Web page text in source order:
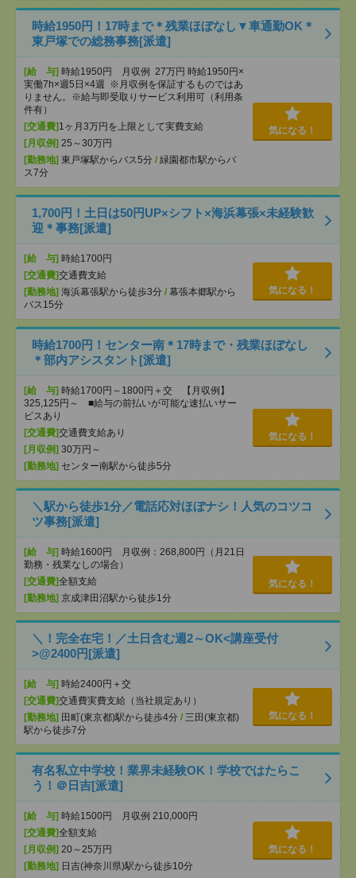
時給1950円！17時まで＊残業ほぼなし▼車通勤OK＊
東戸塚での総務事務[派遣]
[給 与] 時給1950円 月収例 27万円 時給1950円×
実働7h×週5日×4週 ※月収例を保証するものではあ
りません。※給与即受取りサービス利用可（利用条
件有）
[交通費] 1ヶ月3万円を上限として実費支給
[月収例] 25～30万円
[勤務地] 東戸塚駅からバス5分 / 緑園都市駅からバ
ス7分
気になる！
1,700円！土日は50円UP×シフト×海浜幕張×未経験歓
迎＊事務[派遣]
[給 与] 時給1700円
[交通費]交通費支給
[勤務地] 海浜幕張駅から徒歩3分 / 幕張本郷駅から
バス15分
気になる！
時給1700円！センター南＊17時まで・残業ほぼなし
＊部内アシスタント[派遣]
[給 与] 時給1700円～1800円＋交 【月収例】
325,125円～ ■給与の前払いが可能な速払いサー
ビスあり
[交通費]交通費支給あり
[月収例] 30万円～
[勤務地] センター南駅から徒歩5分
気になる！
＼駅から徒歩1分／電話応対ほぼナシ！人気のコツコ
ツ事務[派遣]
[給 与] 時給1600円 月収例：268,800円（月21日
勤務・残業なしの場合）
[交通費]全額支給
[勤務地] 京成津田沼駅から徒歩1分
気になる！
＼！完全在宅！／土日含む週2～OK<講座受付
>@2400円[派遣]
[給 与] 時給2400円＋交
[交通費]交通費実費支給（当社規定あり）
[勤務地] 田町(東京都)駅から徒歩4分 / 三田(東京都)
駅から徒歩7分
気になる！
有名私立中学校！業界未経験OK！学校ではたらこ
う！＠日吉[派遣]
[給 与] 時給1500円 月収例 210,000円
[交通費]全額支給
[月収例] 20～25万円
[勤務地] 日吉(神奈川県)駅から徒歩10分
気になる！